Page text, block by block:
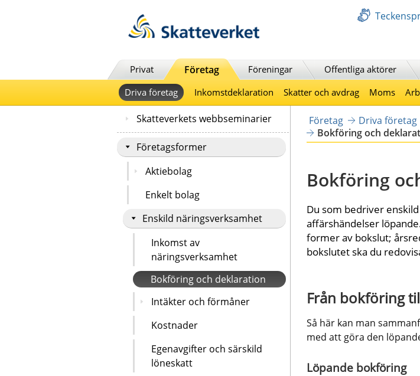
Privat Företag Föreningar Offentliga aktörer
Driva företag
Inkomstdeklaration Skatter och avdrag Moms
Skatteverkets webbseminarier
Företagsformer
Aktiebolag
Enkelt bolag
Enskild näringsverksamhet
Inkomst av
näringsverksamhet
Bokföring och deklaration
Intäkter och förmåner
Kostnader
Egenavgifter och särskild
löneskatt
Företag Driva företag
Bokföring och
Bokföring
Du som bedriver
affärshändelser
former av bokslut;
bokslutet ska du
Från bokföring
Så här kan man
med att göra den
Löpande bokföring